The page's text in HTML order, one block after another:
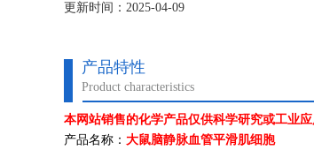
更新时间：2025-04-09
产品特性
Product characteristics
本网站销售的化学产品仅供科学研究或工业
产品名称： 大鼠脑静脉血管平滑肌细胞